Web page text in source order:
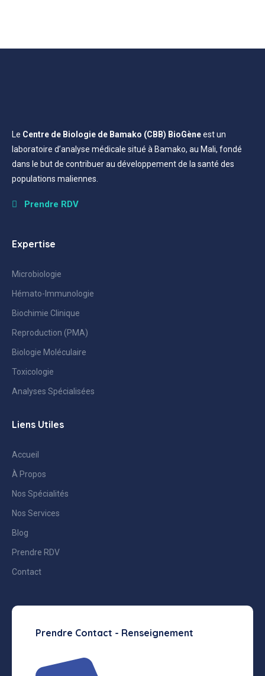
Le Centre de Biologie de Bamako (CBB) BioGèneest un
laboratoire d’analyse médicale situé à Bamako, au Mali, fondé
dans le but de contribuer au développement de la santé des
populations maliennes.
Prendre RDV
Expertise
Microbiologie
Hémato-Immunologie
Biochimie Clinique
Reproduction (PMA)
Biologie Moléculaire
Toxicologie
Analyses Spécialisées
Liens Utiles
Accueil
À Propos
Nos Spécialités
Nos Services
Blog
Prendre RDV
Contact
Prendre Contact - Renseignement